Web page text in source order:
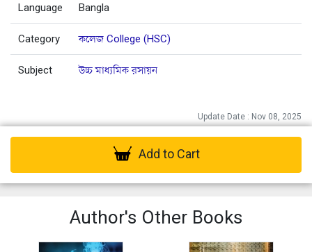
Language Bangla
Category কলেজ College (HSC)
Subject উচ্চ মাধ্যমিক রসায়ন
Update Date : Nov 08, 2025
Add to Cart
Author's Other Books